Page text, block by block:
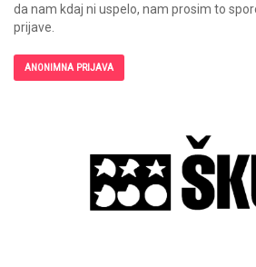
da nam kdaj ni uspelo, nam prosim to
prijave.
ANONIMNA PRIJAVA